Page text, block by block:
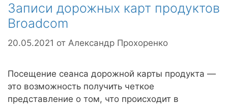
Записи дорожных карт продуктов
Broadcom
20.05.2021 от Александр Прохоренко
Посещение сеанса дорожной карты продукта —
это возможность получить четкое
представление о том, что происходит в